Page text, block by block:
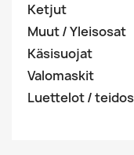
Ketjut
Muut / Yleisosat
Käsisuojat
Valomaskit
Luettelot /